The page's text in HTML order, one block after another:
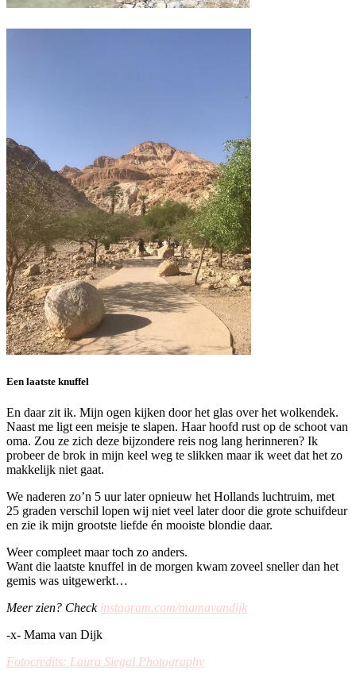
Een laatste knuffel
En daar zit ik. Mijn ogen kijken door het glas over het wolkendek.
Naast me ligt een meisje te slapen. Haar hoofd rust op de schoot van
oma. Zou ze zich deze bijzondere reis nog lang herinneren? Ik
probeer de brok in mijn keel weg te slikken maar ik weet dat het zo
makkelijk niet gaat.
We naderen zo’n 5 uur later opnieuw het Hollands luchtruim, met
25 graden verschil lopen wij niet veel later door die grote schuifdeur
en zie ik mijn grootste liefde én mooiste blondie daar.
Weer compleet maar toch zo anders.
Want die laatste knuffel in de morgen kwam zoveel sneller dan het
gemis was uitgewerkt…
Meer zien? Check instagram.com/mamavandijk
-x- Mama van Dijk
Fotocredits: Laura Siegal Photography